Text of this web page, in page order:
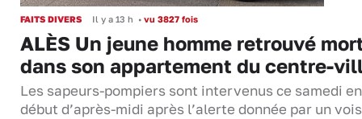
FAITS DIVERS Il y a 13 h • vu 3827 fois
ALÈS Un jeune homme retrouvé
dans son appartement du centre-
Les sapeurs-pompiers sont intervenus ce samedi en
début d’après-midi après l’alerte donnée par un